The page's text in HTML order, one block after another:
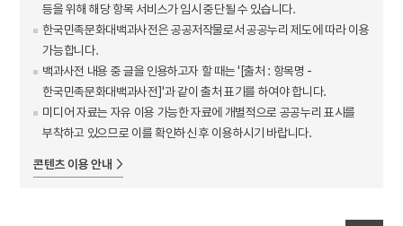
등을 위해 해당 항목 서비스가 임시 중단될 수 있습니다.
한국민족문화대백과사전은 공공저작물로서 공공누리 제도에 따라 이용
가능합니다.
백과사전 내용 중 글을 인용하고자 할 때는 '[출처 : 항목명 -
한국민족문화대백과사전]'과 같이 출처 표기를 하여야 합니다.
미디어 자료는 자유 이용 가능한 자료에 개별적으로 공공누리 표시를
부착하고 있으므로 이를 확인하신 후 이용하시기 바랍니다.
콘텐츠 이용 안내